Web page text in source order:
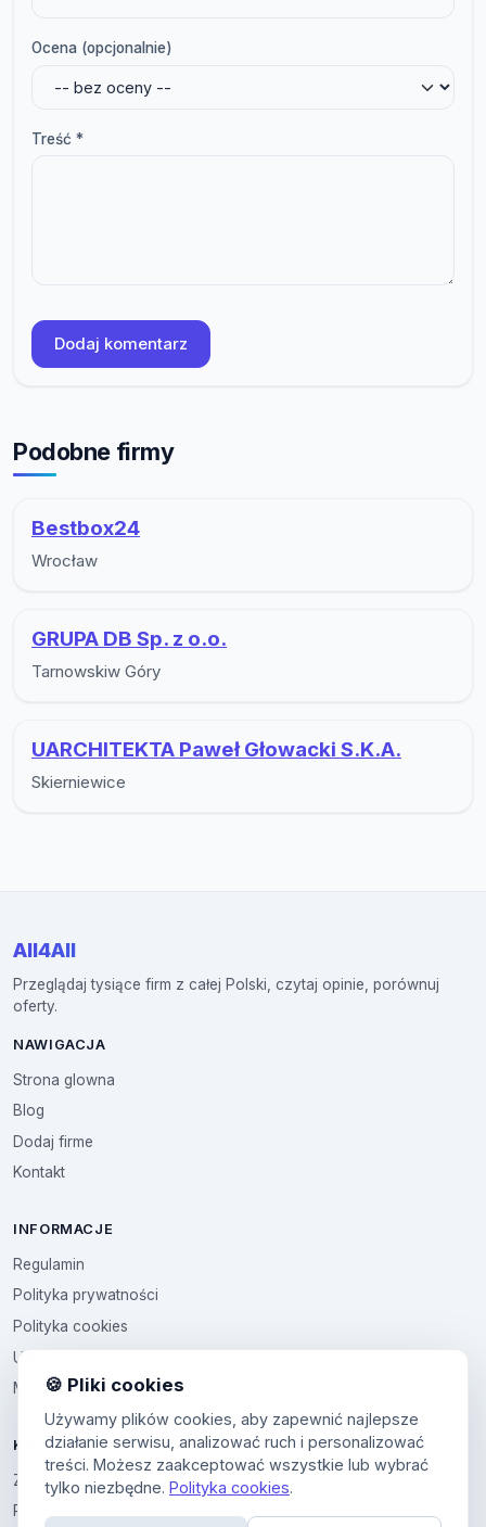
Ocena (opcjonalnie)
Treść *
Dodaj komentarz
Podobne firmy
Bestbox24
Wrocław
GRUPA DB Sp. z o.o.
Tarnowskiw Góry
UARCHITEKTA Paweł Głowacki S.K.A.
Skierniewice
All4All
Przeglądaj tysiące firm z całej Polski, czytaj opinie, porównuj
oferty.
NAWIGACJA
Strona glowna
Blog
Dodaj firme
Kontakt
INFORMACJE
Regulamin
Polityka prywatności
Polityka cookies
Ustawienia cookies
Multikod
KONTO
Zaloguj sie
Panel uzytkownika
🍪 Pliki cookies
Używamy plików cookies, aby zapewnić najlepsze
działanie serwisu, analizować ruch i personalizować
treści. Możesz zaakceptować wszystkie lub wybrać
tylko niezbędne. Polityka cookies.